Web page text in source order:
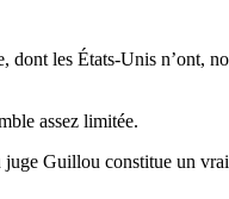
dont les États-Unis n’ont,
assez limitée.
juge Guillou constitue un